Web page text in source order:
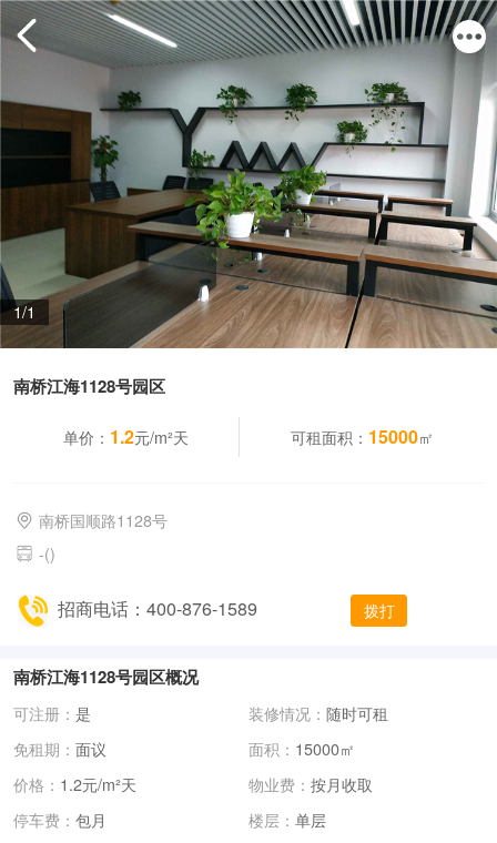
1/1
南桥江海1128号园区
单价： 1.2元/m²天 可租面积： 15000㎡
南桥国顺路1128号
-()
招商电话：400-876-1589 拨打
南桥江海1128号园区概况
可注册： 是 装修情况： 随时可租
免租期： 面议 面积： 15000㎡
价格： 1.2元/m²天 物业费： 按月收取
停车费： 包月 楼层： 单层